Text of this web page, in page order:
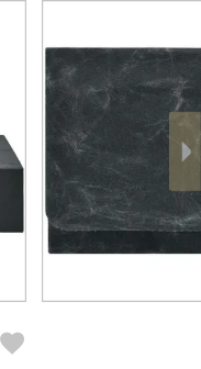
次
へ